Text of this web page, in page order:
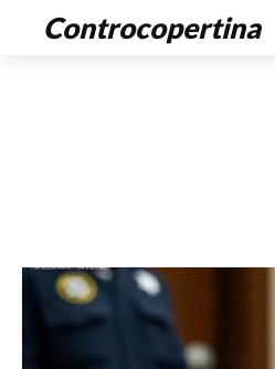
Controcopertina